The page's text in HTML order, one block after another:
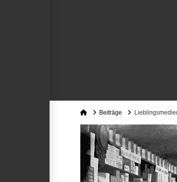
HomeBeiträge